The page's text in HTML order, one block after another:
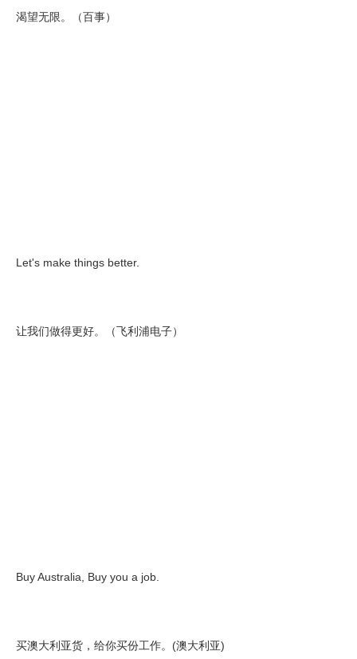
渴望无限。（百事）
Let's make things better.
让我们做得更好。（飞利浦电子）
Buy Australia, Buy you a job.
买澳大利亚货，给你买份工作。(澳大利亚)